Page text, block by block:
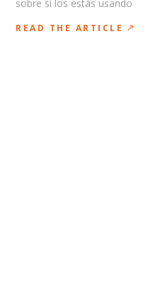
sobre si los estás usando
READ THE ARTICLE 🡕